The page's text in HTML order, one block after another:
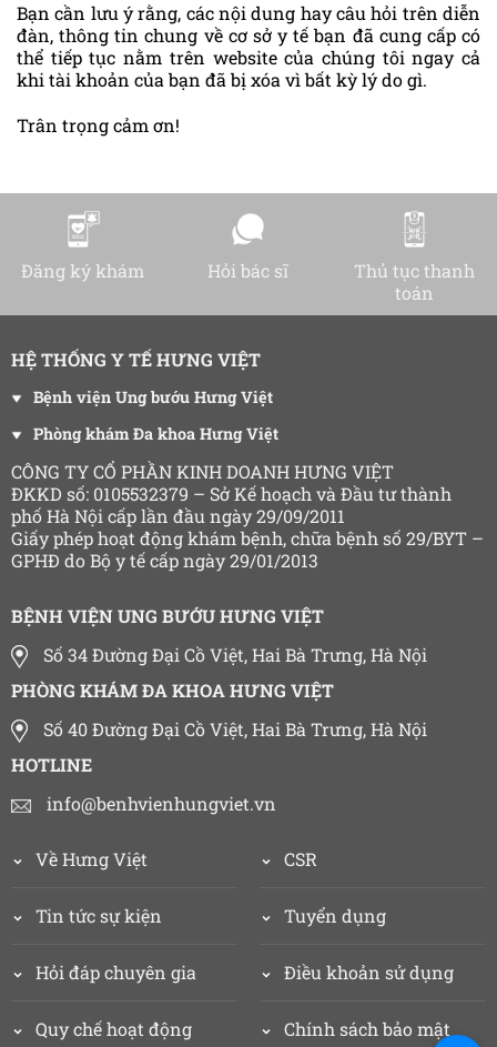
Bạn cần lưu ý rằng, các nội dung hay câu hỏi trên diễn
đàn, thông tin chung về cơ sở y tế bạn đã cung cấp có
thể tiếp tục nằm trên website của chúng tôi ngay cả
khi tài khoản của bạn đã bị xóa vì bất kỳ lý do gì.
Trân trọng cảm ơn!
Đăng ký khám Hỏi bác sĩ
Thủ tục thanh
toán
HỆ THỐNG Y TẾ HƯNG VIỆT
Bệnh viện Ung bướu Hưng Việt
Phòng khám Đa khoa Hưng Việt
CÔNG TY CỔ PHẦN KINH DOANH HƯNG VIỆT
ĐKKD số: 0105532379 – Sở Kế hoạch và Đầu tư thành
phố Hà Nội cấp lần đầu ngày 29/09/2011
Giấy phép hoạt động khám bệnh, chữa bệnh số 29/BYT –
GPHĐ do Bộ y tế cấp ngày 29/01/2013
BỆNH VIỆN UNG BƯỚU HƯNG VIỆT
Số 34 Đường Đại Cồ Việt, Hai Bà Trưng, Hà Nội
PHÒNG KHÁM ĐA KHOA HƯNG VIỆT
Số 40 Đường Đại Cồ Việt, Hai Bà Trưng, Hà Nội
HOTLINE
info@benhvienhungviet.vn
Về Hưng Việt
Tin tức sự kiện
Hỏi đáp chuyên gia
Quy chế hoạt động
CSR
Tuyển dụng
Điều khoản sử dụng
Chính sách bảo mật